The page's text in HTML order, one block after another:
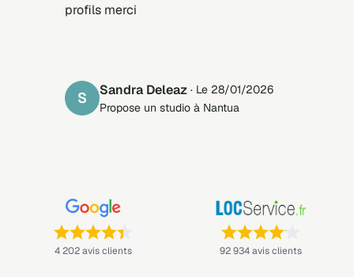
profils merci
S Sandra Deleaz · Le 28/01/2026
Propose un studio à Nantua
Note : 4,4 sur 5 —
4 202 avis clients Note : 4,1 sur 5 —
92 934 avis clients